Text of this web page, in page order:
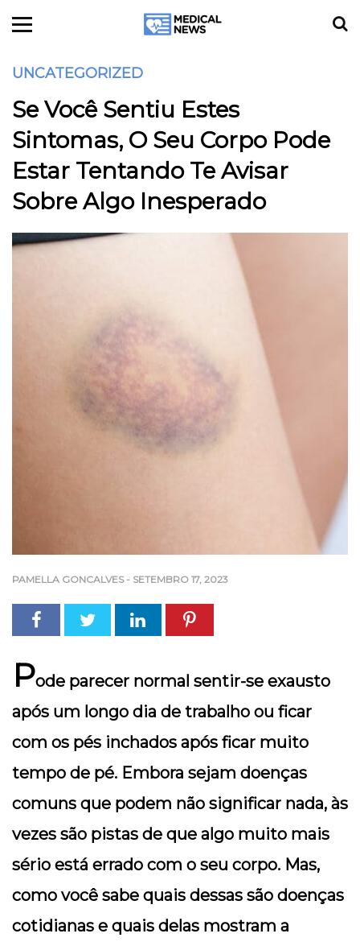
UNCATEGORIZED
Se Você Sentiu Estes
Sintomas, O Seu Corpo Pode
Estar Tentando Te Avisar
Sobre Algo Inesperado
PAMELLA GONCALVES - SETEMBRO 17, 2023
Pode parecer normal sentir-se exausto
após um longo dia de trabalho ou ficar
com os pés inchados após ficar muito
tempo de pé. Embora sejam doenças
comuns que podem não significar nada, às
vezes são pistas de que algo muito mais
sério está errado com o seu corpo. Mas,
como você sabe quais dessas são doenças
cotidianas e quais delas mostram a